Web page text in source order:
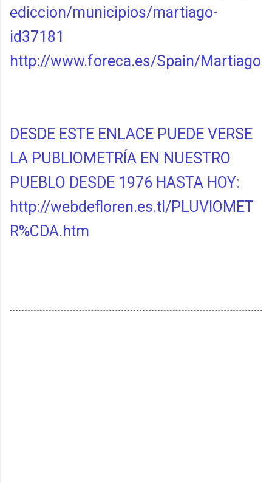
ediccion/municipios/martiago-
id37181
http://www.foreca.es/Spain/Martiago
DESDE ESTE ENLACE PUEDE VERSE
LA PUBLIOMETRÍA EN NUESTRO
PUEBLO DESDE 1976 HASTA HOY:
http://webdefloren.es.tl/PLUVIOMET
R%CDA.htm